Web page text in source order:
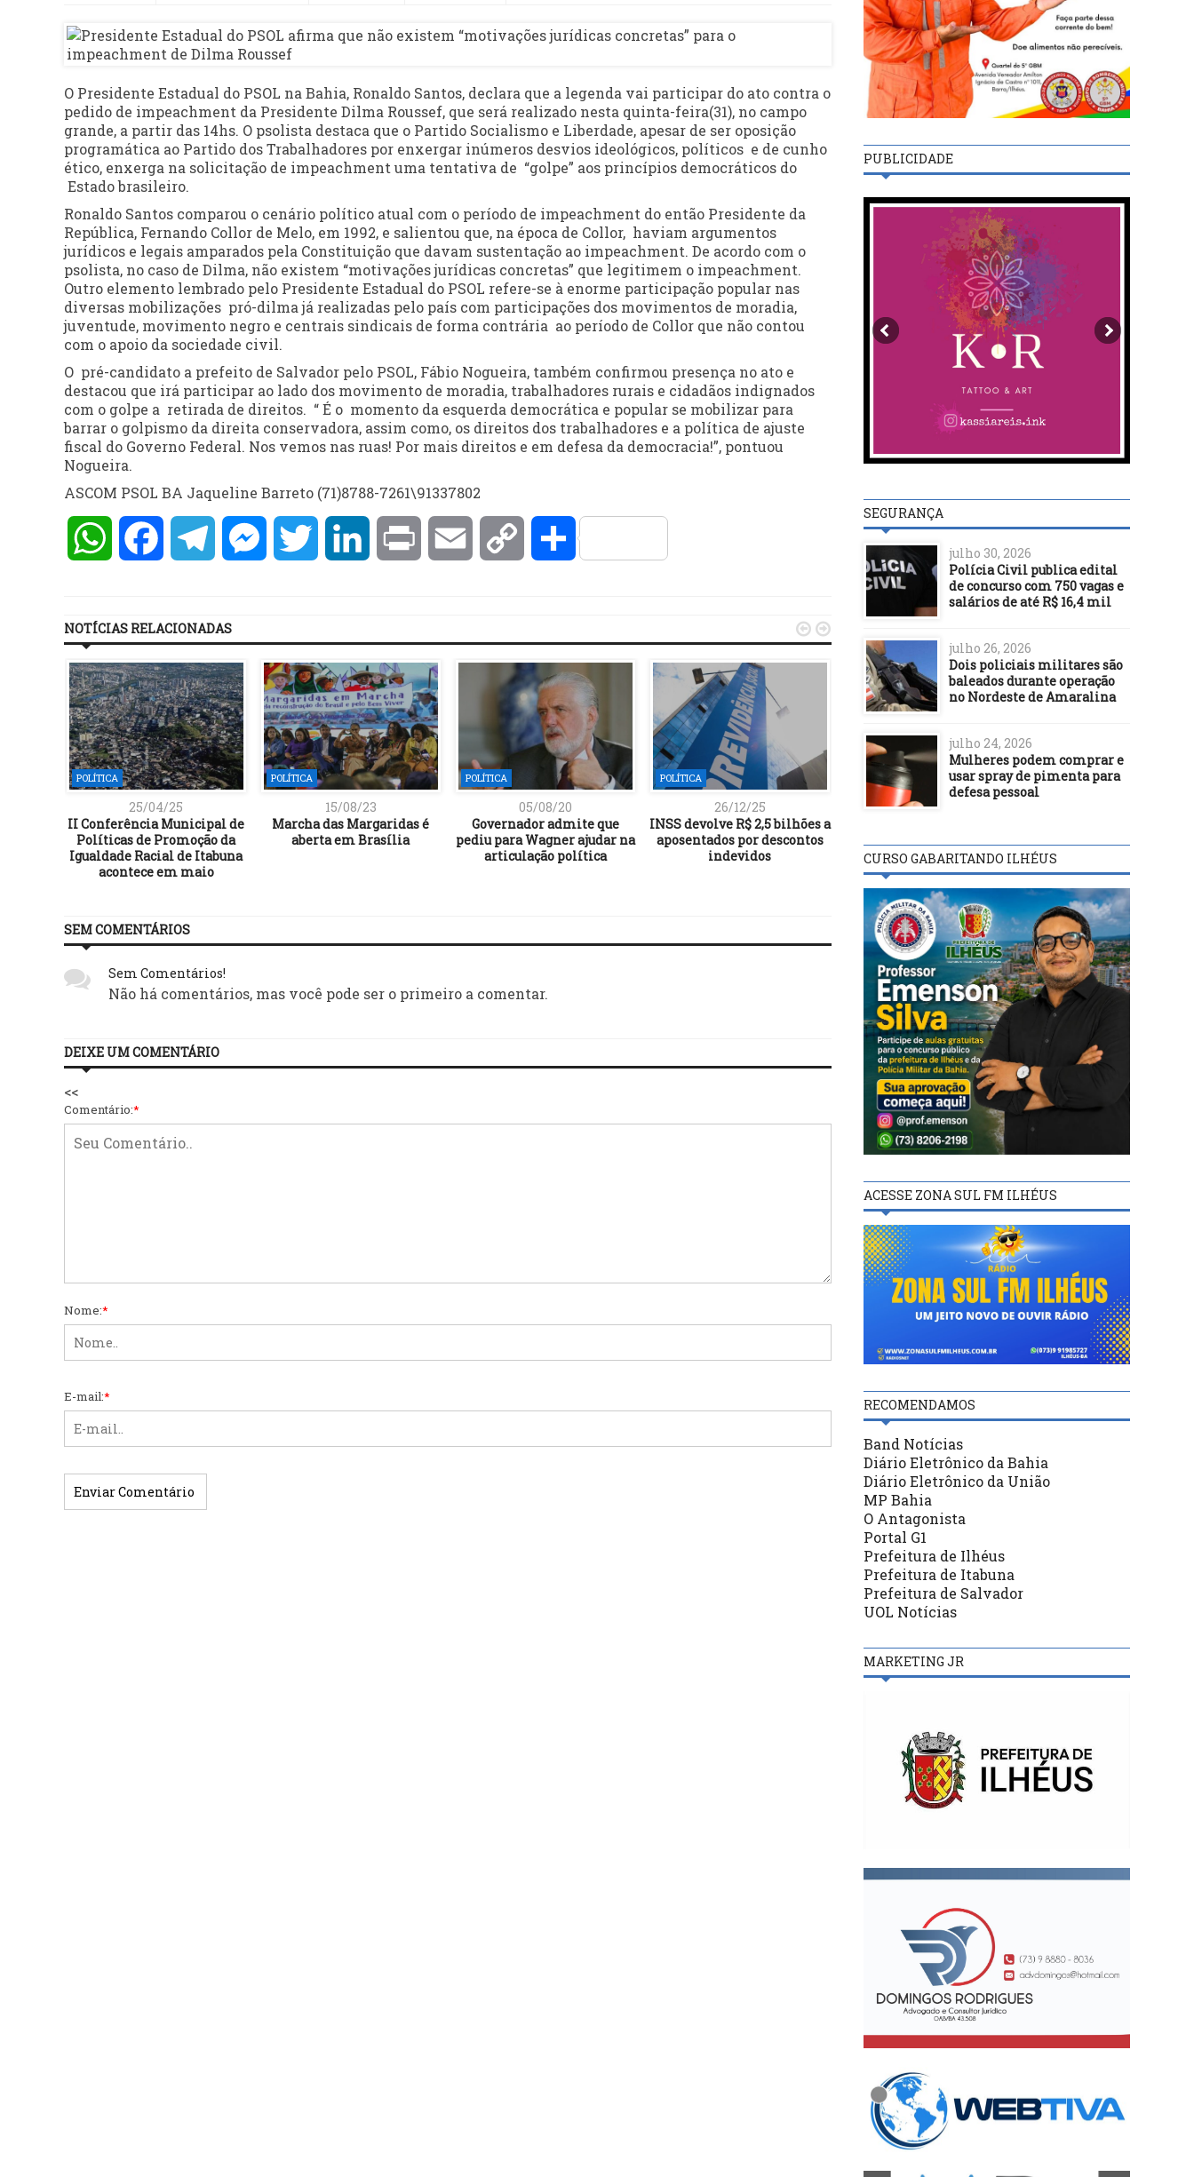
O Presidente Estadual do PSOL na Bahia, Ronaldo Santos, declara que a legenda vai participar do ato contra o
pedido de impeachment da Presidente Dilma Roussef, que será realizado nesta quinta-feira(31), no campo
grande, a partir das 14hs. O psolista destaca que o Partido Socialismo e Liberdade, apesar de ser oposição
programática ao Partido dos Trabalhadores por enxergar inúmeros desvios ideológicos, políticos e de cunho
ético, enxerga na solicitação de impeachment uma tentativa de “golpe” aos princípios democráticos do
Estado brasileiro.
Ronaldo Santos comparou o cenário político atual com o período de impeachment do então Presidente da
República, Fernando Collor de Melo, em 1992, e salientou que, na época de Collor, haviam argumentos
jurídicos e legais amparados pela Constituição que davam sustentação ao impeachment. De acordo com o
psolista, no caso de Dilma, não existem “motivações jurídicas concretas” que legitimem o impeachment.
Outro elemento lembrado pelo Presidente Estadual do PSOL refere-se à enorme participação popular nas
diversas mobilizações pró-dilma já realizadas pelo país com participações dos movimentos de moradia,
juventude, movimento negro e centrais sindicais de forma contrária ao período de Collor que não contou
com o apoio da sociedade civil.
O pré-candidato a prefeito de Salvador pelo PSOL, Fábio Nogueira, também confirmou presença no ato e
destacou que irá participar ao lado dos movimento de moradia, trabalhadores rurais e cidadãos indignados
com o golpe a retirada de direitos. “ É o momento da esquerda democrática e popular se mobilizar para
barrar o golpismo da direita conservadora, assim como, os direitos dos trabalhadores e a política de ajuste
fiscal do Governo Federal. Nos vemos nas ruas! Por mais direitos e em defesa da democracia!”, pontuou
Nogueira.
ASCOM PSOL BA Jaqueline Barreto (71)8788-7261\91337802
WhatsAppFacebookTelegramMessengerTwitter LinkedInPrint Email Copy Compartilhar
NOTÍCIAS RELACIONADAS
POLÍTICA
25/04/25
II Conferência Municipal de
Políticas de Promoção da
Igualdade Racial de Itabuna
acontece em maio
POLÍTICA
15/08/23
Marcha das Margaridas é
aberta em Brasília
POLÍTICA
05/08/20
Governador admite que
pediu para Wagner ajudar na
articulação política
POLÍTICA
26/12/25
INSS devolve R$ 2,5 bilhões a
aposentados por descontos
indevidos
POLÍTICA
26/02/22
Bolsonaro
17/06/15
Cobrança em
estacionamentos
 
SEM COMENTÁRIOS
Sem Comentários!
Não há comentários, mas você pode ser o primeiro a comentar.
DEIXE UM COMENTÁRIO
<<
Comentário:*
Nome:*
E-mail:*
PUBLICIDADE
SEGURANÇA
julho 30, 2026
Polícia Civil publica edital
de concurso com 750 vagas e
salários de até R$ 16,4 mil
julho 26, 2026
Dois policiais militares são
baleados durante operação
no Nordeste de Amaralina
julho 24, 2026
Mulheres podem comprar e
usar spray de pimenta para
defesa pessoal
CURSO GABARITANDO ILHÉUS
ACESSE ZONA SUL FM ILHÉUS
RECOMENDAMOS
Band Notícias
Diário Eletrônico da Bahia
Diário Eletrônico da União
MP Bahia
O Antagonista
Portal G1
Prefeitura de Ilhéus
Prefeitura de Itabuna
Prefeitura de Salvador
UOL Notícias
MARKETING JR